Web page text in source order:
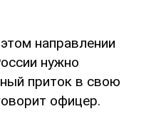
направлении
нужно
приток в свою
офицер.